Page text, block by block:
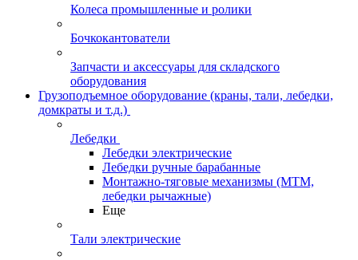
Колеса промышленные и ролики
Бочкокантователи
Запчасти и аксессуары для складского
оборудования
Грузоподъемное оборудование (краны, тали, лебедки,
домкраты и т.д.)
Лебедки
Лебедки электрические
Лебедки ручные барабанные
Монтажно-тяговые механизмы (МТМ,
лебедки рычажные)
Еще
Тали электрические